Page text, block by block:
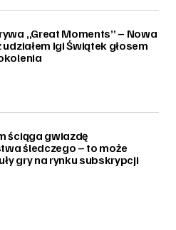
„Great Moments” – Nowa
Igi Świątek głosem
ściąga gwiazdę
śledczego – to może
gry na rynku subskrypcji